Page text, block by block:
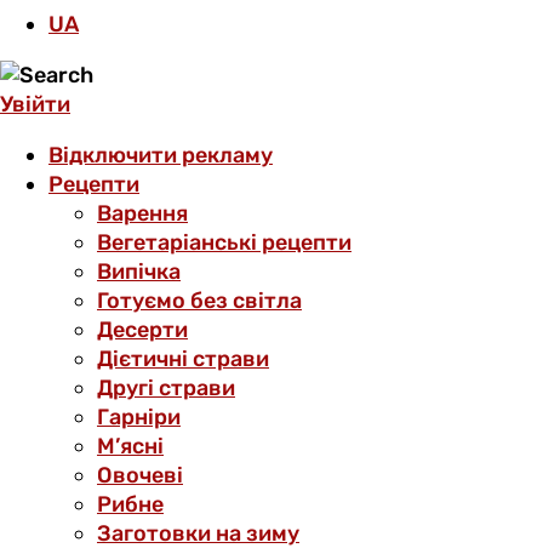
UA
Увійти
Відключити рекламу
Рецепти
Варення
Вегетаріанські рецепти
Випічка
Готуємо без світла
Десерти
Дієтичні страви
Другі страви
Гарніри
М’ясні
Овочеві
Рибне
Заготовки на зиму